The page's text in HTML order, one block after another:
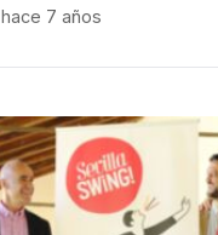
hace 7 años